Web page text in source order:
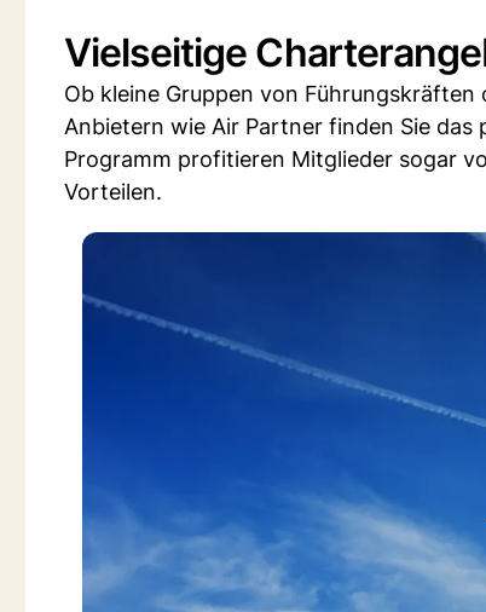
Vielseitige
Ob kleine Gruppen von
Anbietern wie Air Partner finden Sie
Programm profitieren Mitglieder sogar
Vorteilen.